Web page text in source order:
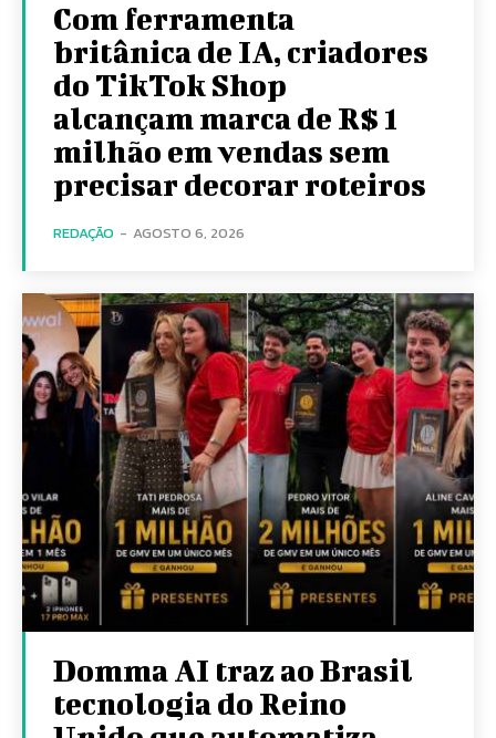
Com ferramenta
britânica de IA, criadores
do TikTok Shop
alcançam marca de R$ 1
milhão em vendas sem
precisar decorar roteiros
REDAÇÃO - AGOSTO 6, 2026
Domma AI traz ao Brasil
tecnologia do Reino